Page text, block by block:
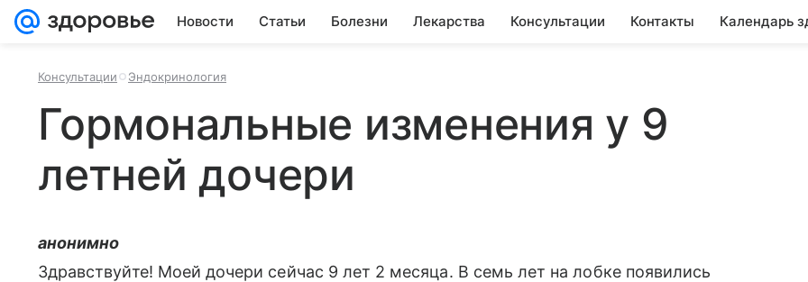
Новости Статьи Болезни Лекарства Консультации Контакты Календарь
Консультации Эндокринология
Гормональные изменения у 9
летней дочери
анонимно
Здравствуйте! Моей дочери сейчас 9 лет 2 месяца. В семь лет на лобке появились